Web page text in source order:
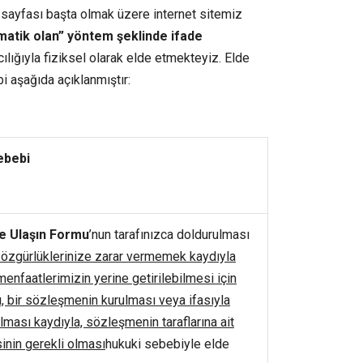
başta olmak üzere internet sitemiz
olan” yöntem şeklinde ifade
fiziksel olarak elde etmekteyiz. Elde
açıklanmıştır:
Ulaşın Formu’nun tarafınızca doldurulması
zarar vermemek kaydıyla
yerine getirilebilmesi için
bir sözleşmenin kurulması veya ifasıyla
kaydıyla, sözleşmenin taraflarına ait
gerekli olmasıhukuki sebebiyle elde